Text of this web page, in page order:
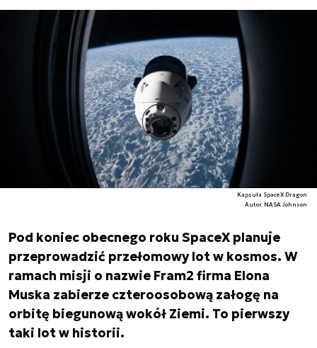
Kapsuła SpaceX Dragon
Autor. NASA Johnson
Pod koniec obecnego roku SpaceX planuje
przeprowadzić przełomowy lot w kosmos. W
ramach misji o nazwie Fram2 firma Elona
Muska zabierze czteroosobową załogę na
orbitę biegunową wokół Ziemi. To pierwszy
taki lot w historii.